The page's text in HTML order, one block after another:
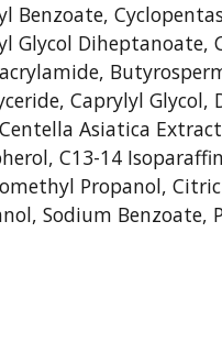
Benzoate,
Glycol Diheptanoate,
Caprylyl Glycol,
Asiatica
C13-14
Propanol,
Sodium Benzoate,